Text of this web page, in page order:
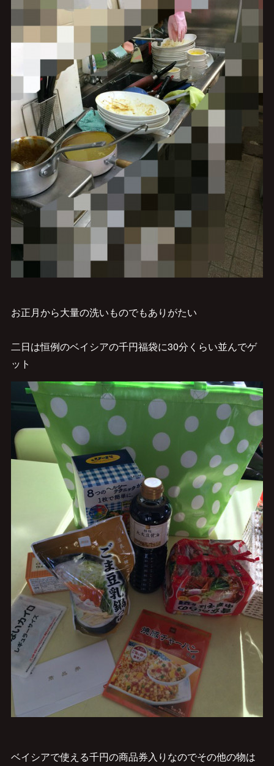
お正月から大量の洗いものでもありがたい
二日は恒例のベイシアの千円福袋に30分くらい並んでゲ
ット
ベイシアで使える千円の商品券入りなのでその他の物は